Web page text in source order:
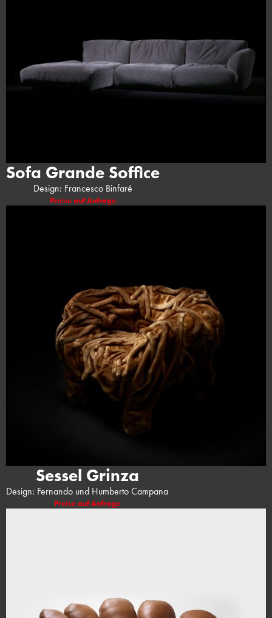
Sofa Grande Soffice
Design: Francesco Binfaré
Preise auf Anfrage
Sessel Grinza
Design: Fernando und Humberto Campana
Preise auf Anfrage